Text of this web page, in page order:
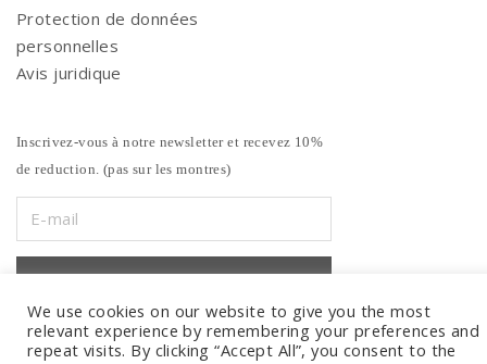
Protection de données
personnelles
Avis juridique
Inscrivez-vous à notre newsletter et recevez 10%
de reduction. (pas sur les montres)
We use cookies on our website to give you the most
relevant experience by remembering your preferences and
repeat visits. By clicking “Accept All”, you consent to the